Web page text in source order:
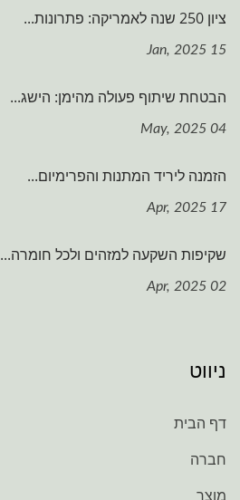
ציון 250 שנה לאמריקה: פתרונות...
15 Jan, 2025
הבטחת שיתוף פעולה מהימן: הישג...
04 May, 2025
הזמנה ליריד המתנות והפרימיום...
17 Apr, 2025
שקיפות השקעה למזהים ולכל חומרה...
02 Apr, 2025
ניווט
דף הבית
חברה
מוצר